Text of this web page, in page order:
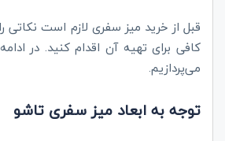
قبل از خرید میز سفری لازم است نکاتی
کافی برای تهیه آن اقدام کنید. در
می‌پردازیم.
توجه به ابعاد میز سفری تاشو